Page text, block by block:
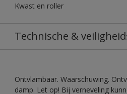
Kwast en roller
Technische &
Ontvlambaar. Waarschuwing.
damp. Let op! Bij verneveling